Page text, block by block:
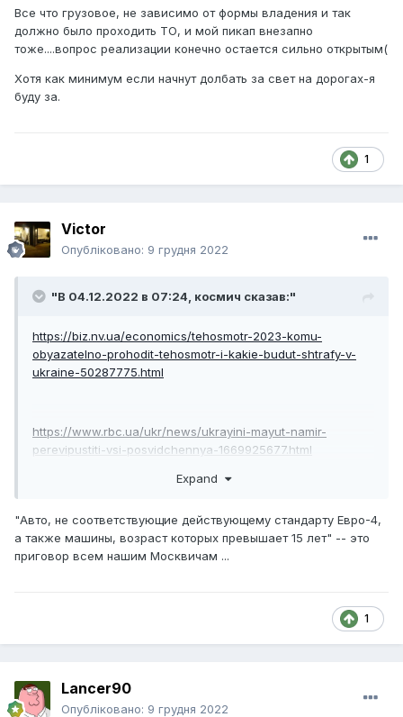
Все что грузовое, не зависимо от формы владения и так
должно было проходить ТО, и мой пикап внезапно
тоже....вопрос реализации конечно остается сильно открытым(
Хотя как минимум если начнут долбать за свет на дорогах-я
буду за.
1
Victor
Опубліковано: 9 грудня 2022
"В 04.12.2022 в 07:24, космич сказав:"
https://biz.nv.ua/economics/tehosmotr-2023-komu-
obyazatelno-prohodit-tehosmotr-i-kakie-budut-shtrafy-v-
ukraine-50287775.html
https://www.rbc.ua/ukr/news/ukrayini-mayut-namir-
perevipustiti-vsi-posvidchennya-1669925677.html
коррумпированными мозгами, получается, что некий
"дядя", с корочкой эксперта будет решать, можно ездить
твоему авто или нет.
Expand
"Авто, не соответствующие действующему стандарту Евро-4,
а также машины, возраст которых превышает 15 лет" -- это
приговор всем нашим Москвичам ...
1
Lancer90
Опубліковано: 9 грудня 2022